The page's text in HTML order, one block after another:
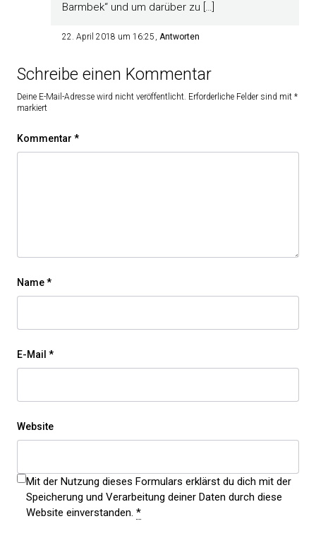
Barmbek“ und um darüber zu […]
22. April 2018 um 16:25 Antworten
Schreibe einen Kommentar
Deine E-Mail-Adresse wird nicht veröffentlicht. Erforderliche Felder sind mit *
markiert
Kommentar *
Name*
E-Mail *
Website
Mit der Nutzung dieses Formulars erklärst du dich mit der
Speicherung und Verarbeitung deiner Daten durch diese
Website einverstanden. *